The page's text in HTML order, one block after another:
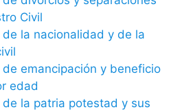
Civil
de la nacionalidad y de la
de emancipación y beneficio
edad
de la patria potestad y sus